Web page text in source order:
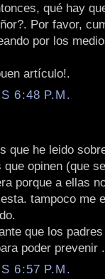
qué hay
Por favor,
por los
artículo!.
6:48 P.M.
que he leido
opinen (que
porque a ellas
tampoco me
que los
poder prevenir .
6:57 P.M.